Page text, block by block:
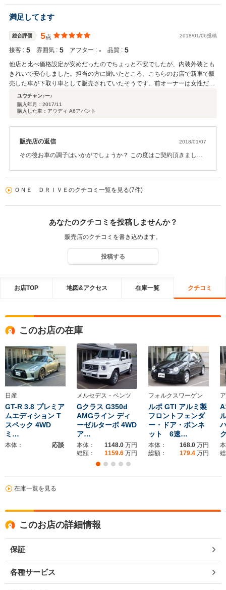
にお住まいが遠方だったり、お仕事の都合が合わずにお車の確認が
できない方にも納得してご購入して頂けるように今後も努めていき
たいと思います。
満足してます
総合評価 5点 2018/01/06投稿
接客 : 5 雰囲気 : 5 アフター : ‐ 品質 : 5
他店と比べ価格設定が安めだったのでちょっと不安でしたが、内装外装とも
きれいで安心しました。担当の方に聞いたところ、こちらのお店で新車で販
売した車が下取り車として販売されていたそうです。前オーナーは女性だっ
たそうなので、禁煙車で内外装もきれいな理由は納得できました。過去のメ
ンテナンス履歴もすべて教えてもらいましたので、購入の決め手になりまし
た。
ユウチャン♪ー♪
購入年月： 2017/11
購入した車：アウディ A6アバント
販売店の返信 2018/01/07
その後お車の調子はいかがでしょうか？ この度はご契約頂きまし
致します。
ＯＮＥ ＤＲＩＶＥのクチコミ一覧を見る(7件)
あなたのクチコミを投稿しませんか？
販売店のクチコミを書き込めます。
投稿する
お店TOP 地図&アクセス 在庫一覧 クチコミ
このお店の在庫
日産
GT-R 3.8 プレミア
ムエディション T
スペック 4WD
ミ…
本体： 応談
メルセデス・ベンツ
Gクラス G350d
AMGライン ディ
ーゼルターボ 4WD
ア…
本体： 1148.0 万円
総額：
1159.6 万円
フォルクスワーゲン
ルポ GTI アルミ製
フロントフェンダ
ー・ドア・ボンネ
ット 6速…
本体： 168.0 万円
総額：
179.4 万円
在庫一覧を見る
このお店の詳細情報
保証
各種サービス